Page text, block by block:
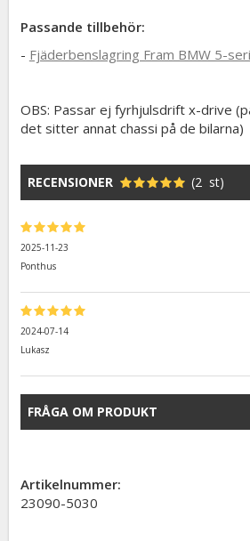
Passande tillbehör:
- Fjäderbenslagring Fram BMW 5-
OBS: Passar ej fyrhjulsdrift x-drive
det sitter annat chassi på de bilarna)
RECENSIONER (2 st)
2025-11-23
Ponthus
2024-07-14
Lukasz
FRÅGA OM PRODUKT
Artikelnummer:
23090-5030